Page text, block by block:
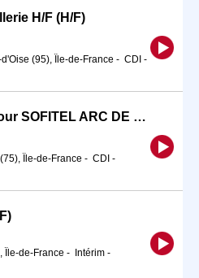
H/F (H/F)
(95), Île-de-France - CDI -
Demi Chef de Partie pour SOFITEL ARC DE TRIOMPHE (H/F)
Île-de-France - CDI -
Île-de-France - Intérim -